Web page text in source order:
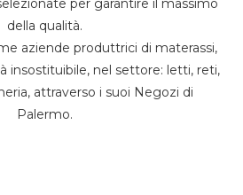
per garantire il massimo
della qualità.
aziende produttrici di materassi,
insostituibile, nel settore: letti, reti,
attraverso i suoi Negozi di
Palermo.